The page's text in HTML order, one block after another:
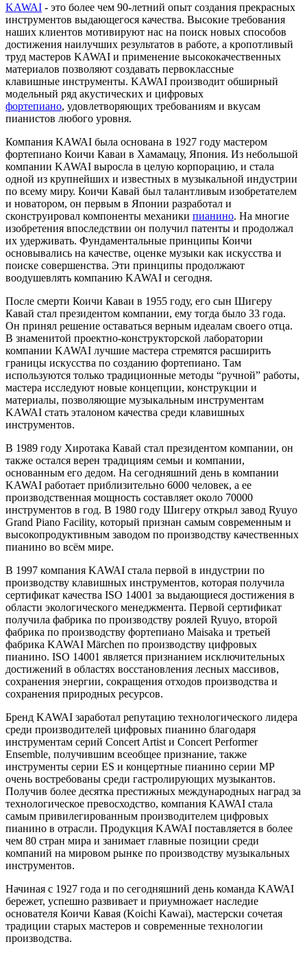
KAWAI - это более чем 90-летний опыт создания прекрасных
инструментов выдающегося качества. Высокие требования
наших клиентов мотивируют нас на поиск новых способов
достижения наилучших результатов в работе, а кропотливый
труд мастеров KAWAI и применение высококачественных
материалов позволяют создавать первоклассные
клавишные инструменты. KAWAI производит обширный
модельный ряд акустических и цифровых
фортепиано, удовлетворяющих требованиям и вкусам
пианистов любого уровня.
Компания KAWAI была основана в 1927 году мастером
фортепиано Коичи Каваи в Хамамацу, Япония. Из небольшой
компании KAWAI выросла в целую корпорацию, и стала
одной из крупнейших и известных в музыкальной индустрии
по всему миру. Коичи Кавай был талантливым изобретателем
и новатором, он первым в Японии разработал и
сконструировал компоненты механики пианино. На многие
изобретения впоследствии он получил патенты и продолжал
их удерживать. Фундаментальные принципы Коичи
основывались на качестве, оценке музыки как искусства и
поиске совершенства. Эти принципы продолжают
воодушевлять компанию KAWAI и сегодня.
После смерти Коичи Каваи в 1955 году, его сын Шигеру
Кавай стал президентом компании, ему тогда было 33 года.
Он принял решение оставаться верным идеалам своего отца.
В знаменитой проектно-конструкторской лаборатории
компании KAWAI лучшие мастера стремятся расширить
границы искусства по созданию фортепиано. Там
используются только традиционные методы “ручной” работы,
мастера исследуют новые концепции, конструкции и
материалы, позволяющие музыкальным инструментам
KAWAI стать эталоном качества среди клавишных
инструментов.
В 1989 году Хиротака Кавай стал президентом компании, он
также остался верен традициям семьи и компании,
основанным его дедом. На сегодняшний день в компании
KAWAI работает приблизительно 6000 человек, а ее
производственная мощность составляет около 70000
инструментов в год. В 1980 году Шигеру открыл завод Ryuyo
Grand Piano Facility, который признан самым современным и
высокопродуктивным заводом по производству качественных
пианино во всём мире.
В 1997 компания KAWAI стала первой в индустрии по
производству клавишных инструментов, которая получила
сертификат качества ISO 14001 за выдающиеся достижения в
области экологического менеджмента. Первой сертификат
получила фабрика по производству роялей Ryuyo, второй
фабрика по производству фортепиано Maisaka и третьей
фабрика KAWAI Märchen по производству цифровых
пианино. ISO 14001 является признанием исключительных
достижений в областях восстановления лесных массивов,
сохранения энергии, сокращения отходов производства и
сохранения природных ресурсов.
Бренд KAWAI заработал репутацию технологического лидера
среди производителей цифровых пианино благодаря
инструментам серий Concert Artist и Concert Performer
Ensemble, получившим всеобщее признание, также
инструменты серии ES и концертные пианино серии MP
очень востребованы среди гастролирующих музыкантов.
Получив более десятка престижных международных наград за
технологическое превосходство, компания KAWAI стала
самым привилегированным производителем цифровых
пианино в отрасли. Продукция KAWAI поставляется в более
чем 80 стран мира и занимает главные позиции среди
компаний на мировом рынке по производству музыкальных
инструментов.
Начиная с 1927 года и по сегодняшний день команда KAWAI
бережет, успешно развивает и приумножает наследие
основателя Коичи Кавая (Koichi Kawai), мастерски сочетая
традиции старых мастеров и современные технологии
производства.